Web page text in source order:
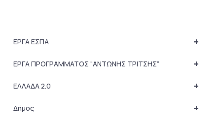
+
ΕΡΓΑ ΕΣΠΑ
+
ΕΡΓΑ ΠΡΟΓΡΑΜΜΑΤΟΣ “ΑΝΤΩΝΗΣ ΤΡΙΤΣΗΣ”
+
ΕΛΛΑΔΑ 2.0
+
Δήμος